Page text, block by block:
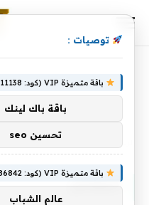
المعامل
توصيات :
باقة متميزة VIP (كود: AA11138):
باقة باك لينك
تحسين seo
باقة متميزة VIP (كود: AA86842):
عالم الشباب